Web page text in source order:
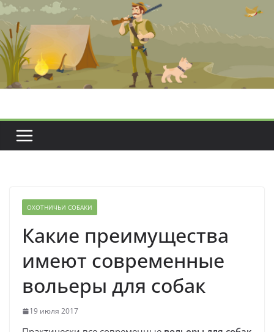
Перейти
содержимому
ОХОТНИЧЬИ СОБАКИ
Какие преимущества
имеют современные
вольеры для собак
19 июля 2017